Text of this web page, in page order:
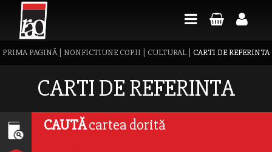
PRIMA PAGINĂ| NONFICTIUNE COPII CULTURAL CARTI DE REFERINTA
CARTI DE REFERINTA
CAUTĂcartea dorită